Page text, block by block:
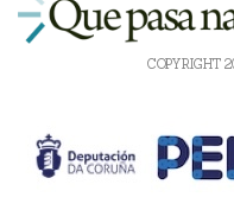
COPYRIGHT